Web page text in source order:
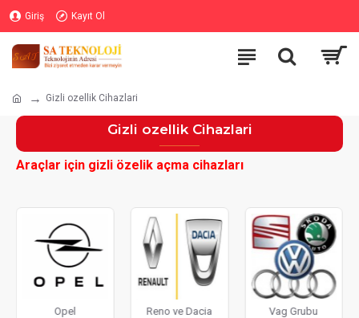
Giriş Kayıt Ol
Gizli ozellik Cihazlari
Gizli ozellik Cihazlari
Araçlar için gizli özelik açma cihazları
Opel Reno ve Dacia Vag Grubu